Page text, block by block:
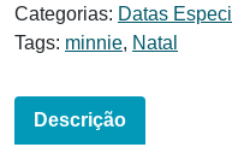
Categorias: Datas
Tags: minnie, Natal
Descrição